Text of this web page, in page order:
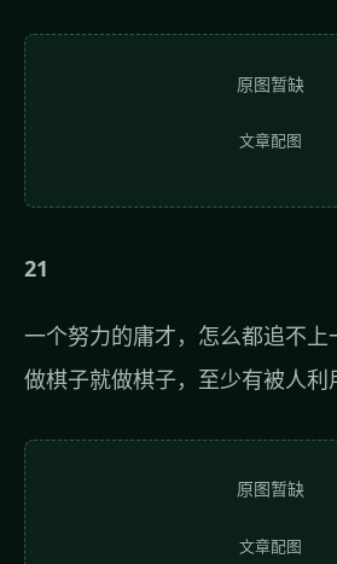
原图暂缺
文章配图
21
一个努力的庸才，怎么都追不上
做棋子就做棋子，至少有被人利
原图暂缺
文章配图